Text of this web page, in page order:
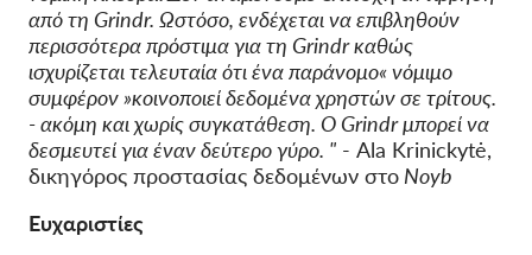
από τη Grindr. Ωστόσο, ενδέχεται να επιβληθούν
περισσότερα πρόστιμα για τη Grindr καθώς
ισχυρίζεται τελευταία ότι ένα παράνομο« νόμιμο
συμφέρον »κοινοποιεί δεδομένα χρηστών σε τρίτους.
- ακόμη και χωρίς συγκατάθεση. Ο Grindr μπορεί να
δεσμευτεί για έναν δεύτερο γύρο. " - Ala Krinickytė,
δικηγόρος προστασίας δεδομένων στο Noyb
Ευχαριστίες